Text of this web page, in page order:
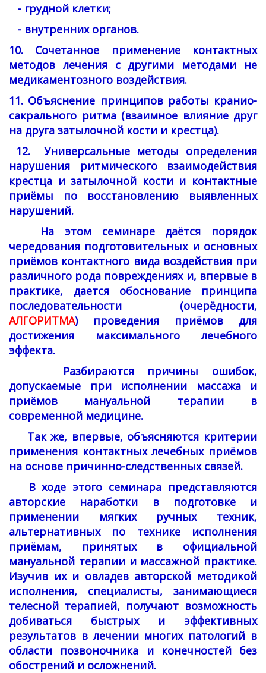
- грудной клетки;
- внутренних органов.
10. Сочетанное применение контактных
методов лечения с другими методами не
медикаментозного воздействия.
11. Объяснение принципов работы кранио-
сакрального ритма (взаимное влияние друг
на друга затылочной кости и крестца).
12. Универсальные методы определения
нарушения ритмического взаимодействия
крестца и затылочной кости и контактные
приёмы по восстановлению выявленных
нарушений.
На этом семинаре даётся порядок
чередования подготовительных и основных
приёмов контактного вида воздействия при
различного рода повреждениях и, впервые в
практике, дается обоснование принципа
последовательности (очерёдности,
АЛГОРИТМА) проведения приёмов для
достижения максимального лечебного
эффекта.
Разбираются причины ошибок,
допускаемые при исполнении массажа и
приёмов мануальной терапии в
современной медицине.
Так же, впервые, объясняются критерии
применения контактных лечебных приёмов
на основе причинно-следственных связей.
В ходе этого семинара представляются
авторские наработки в подготовке и
применении мягких ручных техник,
альтернативных по технике исполнения
приёмам, принятых в официальной
мануальной терапии и массажной практике.
Изучив их и овладев авторской методикой
исполнения, специалисты, занимающиеся
телесной терапией, получают возможность
добиваться быстрых и эффективных
результатов в лечении многих патологий в
области позвоночника и конечностей без
обострений и осложнений.